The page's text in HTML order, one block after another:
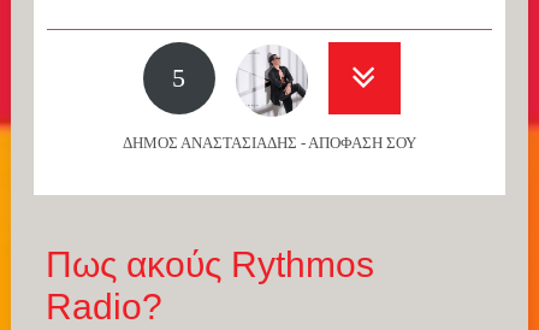
5
ΔΗΜΟΣ ΑΝΑΣΤΑΣΙΑΔΗΣ - ΑΠΟΦΑΣΗ ΣΟΥ
Πως ακούς Rythmos
Radio?